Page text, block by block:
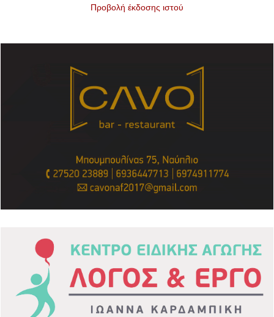
Προβολή έκδοσης ιστού